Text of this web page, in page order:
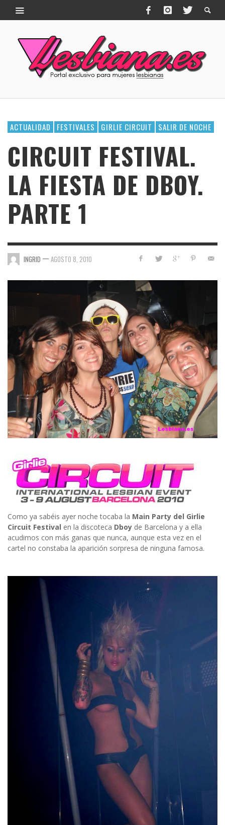
ACTUALIDAD FESTIVALES GIRLIE CIRCUIT SALIR DE NOCHE
CIRCUIT FESTIVAL.
LA FIESTA DE DBOY.
PARTE 1
INGRID — AGOSTO 8, 2010
Como ya sabéis ayer noche tocaba la Main Party del Girlie
Circuit Festival en la discoteca Dboy de Barcelona y a ella
acudimos con más ganas que nunca, aunque esta vez en el
cartel no constaba la aparición sorpresa de ninguna famosa.